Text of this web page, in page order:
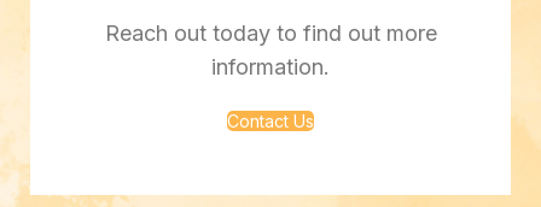
Reach out today to find out more
information.
Contact Us